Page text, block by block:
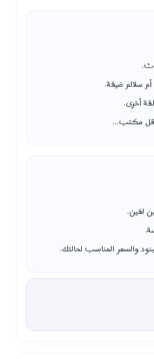
سلالم ضيقة.
أخرى.
مكتب…
لفين.
والسعر المناسب لحالتك.